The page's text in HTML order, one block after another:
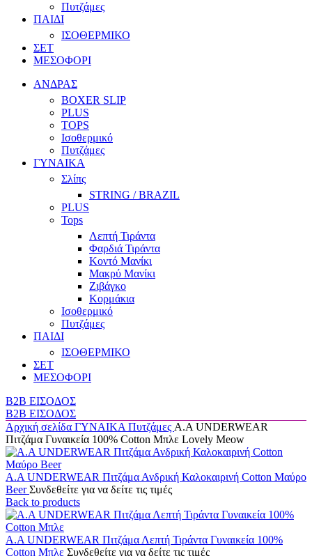
Πυτζάμες
ΠΑΙΔΙ
ΙΣΟΘΕΡΜΙΚΟ
ΣΕΤ
ΜΕΣΟΦΟΡΙ
ΑΝΔΡΑΣ
BOXER SLIP
PLUS
TOPS
Ισοθερμικό
Πυτζάμες
ΓΥΝΑΙΚΑ
Σλίπς
STRING / BRAZIL
PLUS
Tops
Λεπτή Τιράντα
Φαρδιά Τιράντα
Κοντό Μανίκι
Μακρύ Μανίκι
Ζιβάγκο
Κορμάκια
Ισοθερμικό
Πυτζάμες
ΠΑΙΔΙ
ΙΣΟΘΕΡΜΙΚΟ
ΣΕΤ
ΜΕΣΟΦΟΡΙ
B2B ΕΙΣΟΔΟΣ
B2B ΕΙΣΟΔΟΣ
Αρχική σελίδα ΓΥΝΑΙΚΑ Πυτζάμες A.A UNDERWEAR
Πιτζάμα Γυναικεία 100% Cotton Μπλε Lovely Meow
Α.A UNDERWEAR Πιτζάμα Ανδρική Καλοκαιρινή Cotton Μαύρο
BeerΣυνδεθείτε για να δείτε τις τιμές
Back to products
A.A UNDERWEAR Πιτζάμα Λεπτή Τιράντα Γυναικεία 100%
Cotton Μπλε Συνδεθείτε για να δείτε τις τιμές